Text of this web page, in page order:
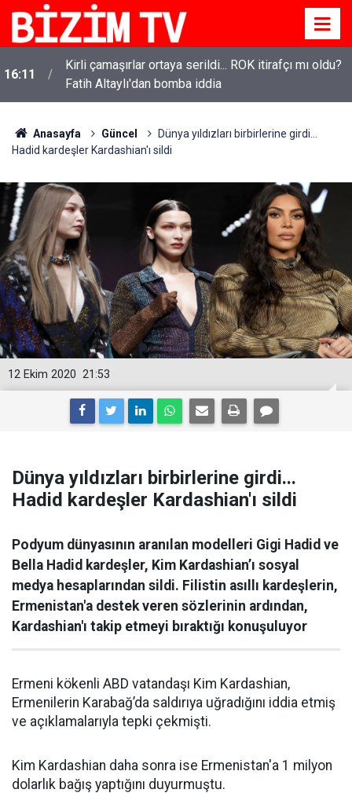
16:11
Kirli çamaşırlar ortaya serildi... ROK itirafçı mı oldu?
Fatih Altaylı'dan bomba iddia
Anasayfa Güncel
Dünya yıldızları birbirlerine girdi...
Hadid kardeşler Kardashian'ı sildi
21:53
12 Ekim 2020
Dünya yıldızları birbirlerine girdi...
Hadid kardeşler Kardashian'ı sildi
Podyum dünyasının aranılan modelleri Gigi Hadid ve
Bella Hadid kardeşler, Kim Kardashian’ı sosyal
medya hesaplarından sildi. Filistin asıllı kardeşlerin,
Ermenistan'a destek veren sözlerinin ardından,
Kardashian'ı takip etmeyi bıraktığı konuşuluyor
Ermeni kökenli ABD vatandaşı Kim Kardashian,
Ermenilerin Karabağ’da saldırıya uğradığını iddia etmiş
ve açıklamalarıyla tepki çekmişti.
Kim Kardashian daha sonra ise Ermenistan'a 1 milyon
dolarlık bağış yaptığını duyurmuştu.